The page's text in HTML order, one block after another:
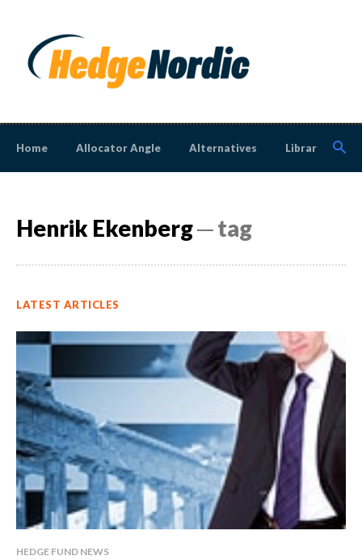
Home Allocator Angle Alternatives Library
Henrik Ekenberg─ tag
LATEST ARTICLES
HEDGE FUND NEWS